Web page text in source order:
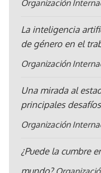
Organización
La inteligencia
de género en el
Organización
Una mirada al
principales desafíos
Organización
¿Puede la cumbre